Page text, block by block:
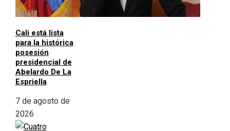
Cali está lista
para la histórica
posesión
presidencial de
Abelardo De La
Espriella
7 de agosto de
2026